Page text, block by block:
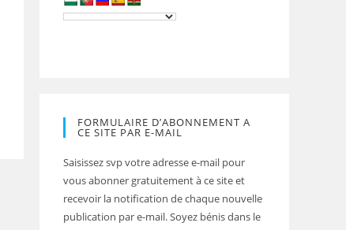
FORMULAIRE D’ABONNEMENT A
CE SITE PAR E-MAIL
Saisissez svp votre adresse e-mail pour
vous abonner gratuitement à ce site et
recevoir la notification de chaque nouvelle
publication par e-mail. Soyez bénis dans le